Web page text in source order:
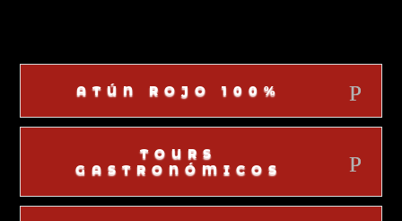
ATÚN ROJO 100%
TOURS
GASTRONÓMICOS